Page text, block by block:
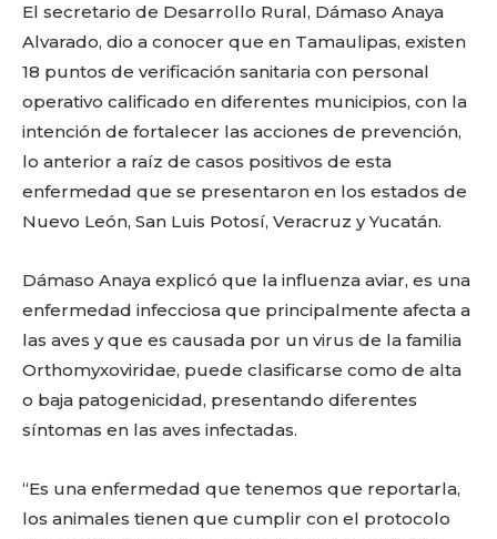
El secretario de Desarrollo Rural, Dámaso Anaya
Alvarado, dio a conocer que en Tamaulipas, existen
18 puntos de verificación sanitaria con personal
operativo calificado en diferentes municipios, con la
intención de fortalecer las acciones de prevención,
lo anterior a raíz de casos positivos de esta
enfermedad que se presentaron en los estados de
Nuevo León, San Luis Potosí, Veracruz y Yucatán.
Dámaso Anaya explicó que la influenza aviar, es una
enfermedad infecciosa que principalmente afecta a
las aves y que es causada por un virus de la familia
Orthomyxoviridae, puede clasificarse como de alta
o baja patogenicidad, presentando diferentes
síntomas en las aves infectadas.
“Es una enfermedad que tenemos que reportarla,
los animales tienen que cumplir con el protocolo